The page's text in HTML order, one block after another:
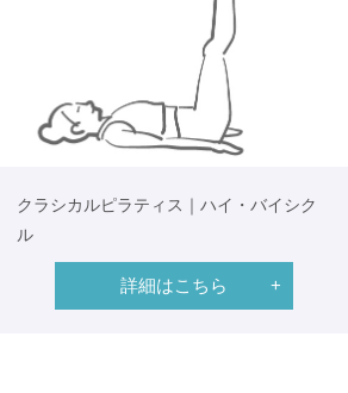
クラシカルピラティス｜ハイ・バイシク
ル
詳細はこちら